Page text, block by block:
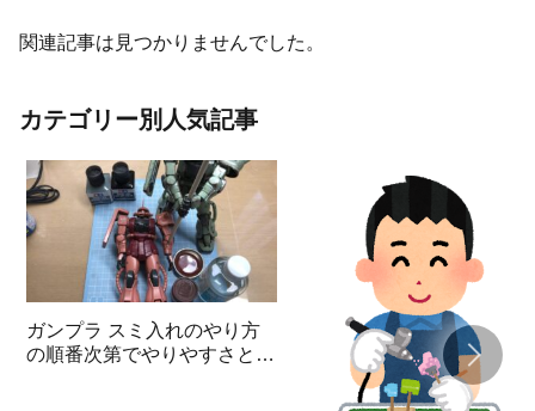
関連記事は見つかりませんでした。
カテゴリー別人気記事
ガンプラ スミ入れのやり方
の順番次第でやりやすさと見